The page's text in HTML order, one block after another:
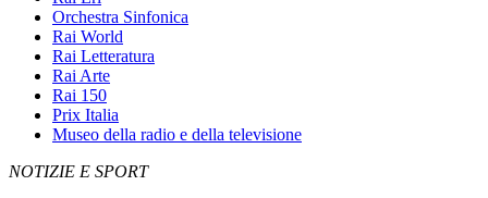
Orchestra Sinfonica
Rai World
Rai Letteratura
Rai Arte
Rai 150
Prix Italia
Museo della radio e della televisione
NOTIZIE E SPORT